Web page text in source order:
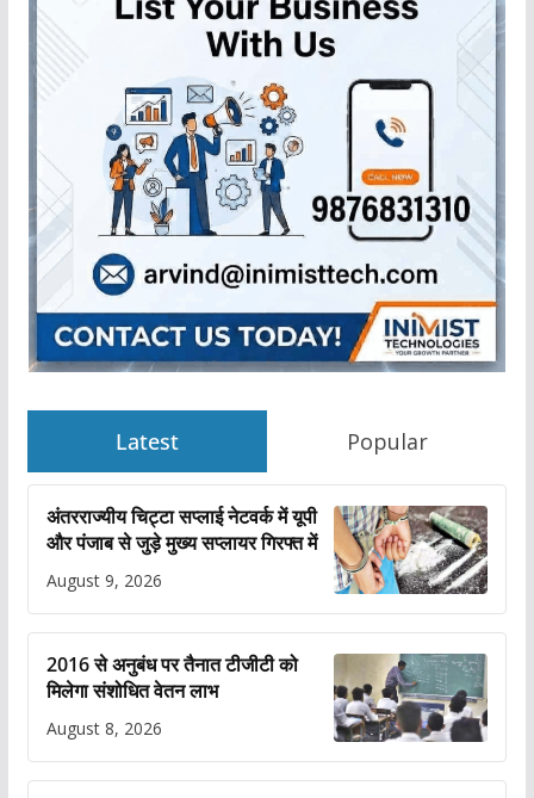
Latest Popular
अंतरराज्यीय चिट्टा सप्लाई नेटवर्क में यूपी
और पंजाब से जुड़े मुख्य सप्लायर गिरफ्त में
August 9, 2026
2016 से अनुबंध पर तैनात टीजीटी को
मिलेगा संशोधित वेतन लाभ
August 8, 2026